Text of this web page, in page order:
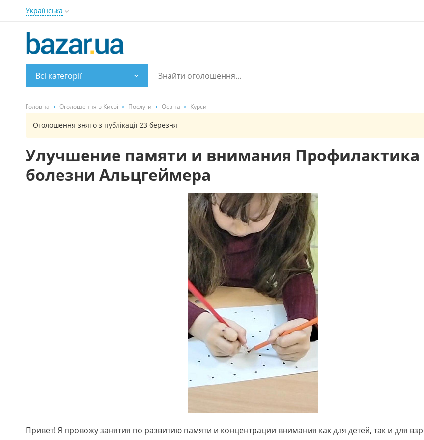
Українська
Всі категорії
Головна Оголошення в Києві Послуги Освіта Курси
Оголошення знято з публікації 23 березня
Улучшение памяти и внимания
болезни Альцгеймера
Привет! Я провожу занятия по развитию памяти и концентрации внимания как для детей, так и для